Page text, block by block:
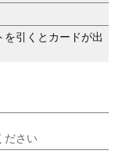
を引くとカードが出
ださい